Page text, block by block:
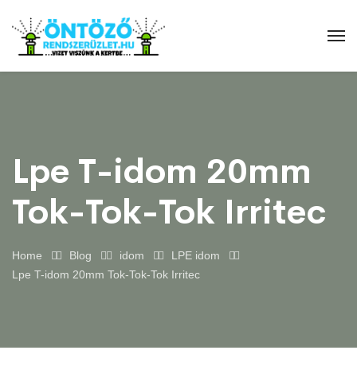
Lpe T-idom 20mm
Tok-Tok-Tok Irritec
Home Blog idom
LPE idom
Lpe T-idom 20mm Tok-Tok-Tok Irritec